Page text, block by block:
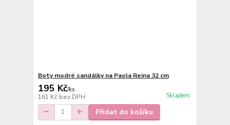
Boty modré sandálky na Paola Reina 32 cm
195 Kč/ks
161 Kč bez DPH Skladem
Přidat do košíku